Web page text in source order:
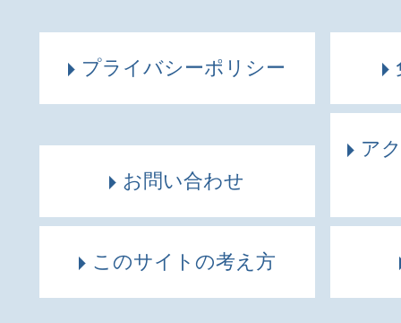
プライバシーポリシー
お問い合わせ
ア
このサイトの考え方